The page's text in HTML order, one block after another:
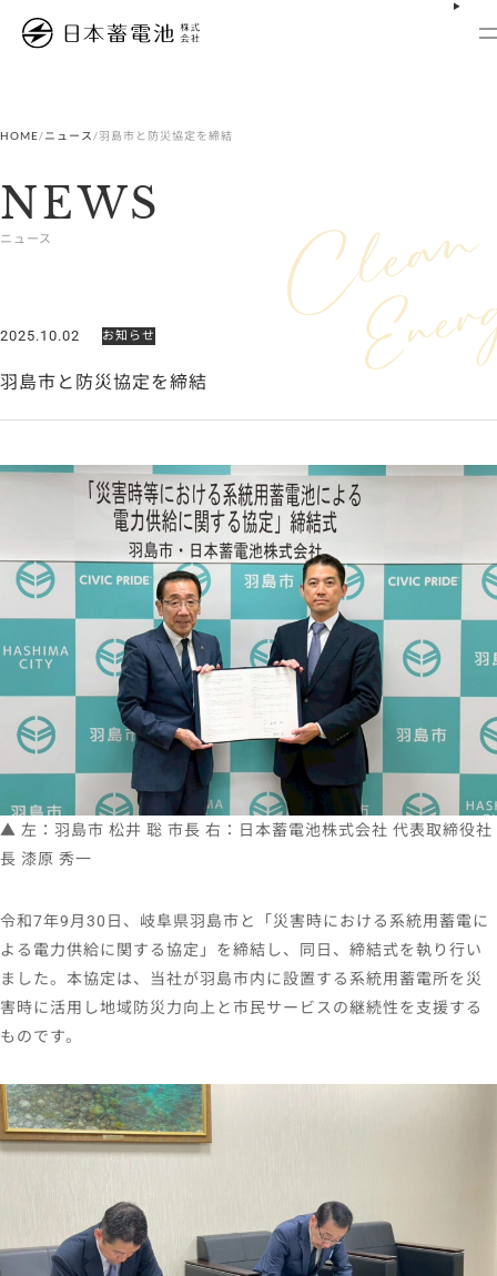
HOME/ニュース /羽島市と防災協定を締結
NEWS
ニュース
2025.10.02 お知らせ
羽島市と防災協定を締結
▲ 左：羽島市 松井 聡 市長 右：⽇本蓄電池株式会社 代表取締役社
長 漆原 秀⼀
令和7年9⽉30⽇、岐⾩県羽島市と「災害時における系統用蓄電に
よる電力供給に関する協定」を締結し、同⽇、締結式を執り⾏い
ました。本協定は、当社が羽島市内に設置する系統用蓄電所を災
害時に活用し地域防災力向上と市民サービスの継続性を⽀援する
ものです。